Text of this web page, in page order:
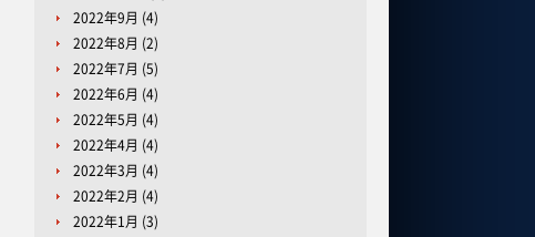
2022年9月 (4)
2022年8月 (2)
2022年7月 (5)
2022年6月 (4)
2022年5月 (4)
2022年4月 (4)
2022年3月 (4)
2022年2月 (4)
2022年1月 (3)